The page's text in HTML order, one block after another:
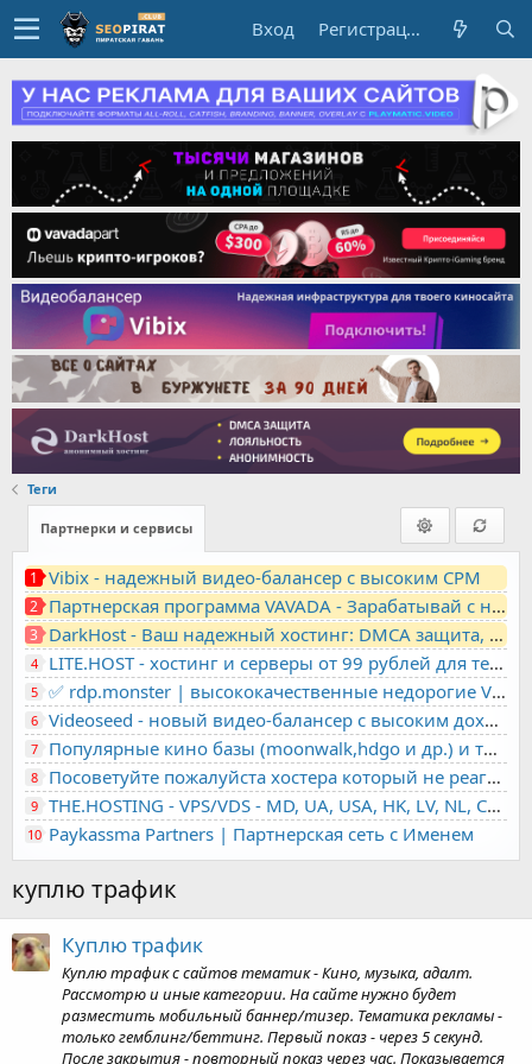
Вход Регистрация
Теги
Партнерки и сервисы
1 Vibix - надежный видео-балансер с высоким CPM
2 Партнерская программа VAVADA - Зарабатывай с нами!
3 DarkHost - Ваш надежный хостинг: DMCA защита, лояльность, анонимность
4 LITE.HOST - хостинг и серверы от 99 рублей для тех, кто любит не переплачивать. Доступ по SSH, поддержка PHP, GIT, COMPOSER, сертификаты Let's Encrypt
5 ✅ rdp.monster | высококачественные недорогие VPS, RDP - выделенные серверы
6 Videoseed - новый видео-балансер с высоким доходом
7 Популярные кино базы (moonwalk,hdgo и др.) и торренты в одном плеере для вашего сайта
8 Посоветуйте пожалуйста хостера который не реагирует на ркн
9 THE.HOSTING - VPS/VDS - MD, UA, USA, HK, LV, NL, CA, DE, SK, CZE, GB, IL, TR, PL, BG, RO, IT, FL, HU, PT.
10 Paykassma Partners | Партнерская сеть с Именем
куплю трафик
Куплю трафик
Куплю трафик с сайтов тематик - Кино, музыка, адалт.
Рассмотрю и иные категории. На сайте нужно будет
разместить мобильный баннер/тизер. Тематика рекламы -
только гемблинг/беттинг. Первый показ - через 5 секунд.
После закрытия - повторный показ через час. Показывается